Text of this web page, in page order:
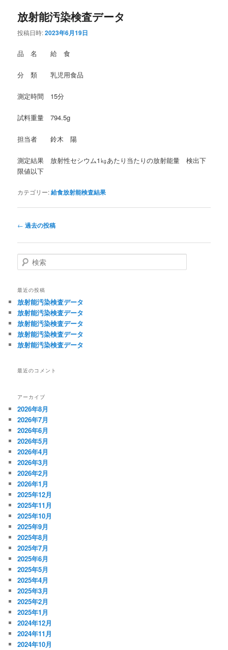
放射能汚染検査データ
投稿日時:2023年6月19日
品 名 給 食
分 類 乳児用食品
測定時間 15分
試料重量 794.5g
担当者 鈴木 陽
測定結果 放射性セシウム1㎏あたり当たりの放射能量 検出下
限値以下
カテゴリー:給食放射能検査結果
投
ナ
ビ
ゲ
シ
ョ
ン
← 過去の投稿
検
索
最近の投稿
放射能汚染検査データ
放射能汚染検査データ
放射能汚染検査データ
放射能汚染検査データ
放射能汚染検査データ
最近のコメント
アーカイブ
2026年8月
2026年7月
2026年6月
2026年5月
2026年4月
2026年3月
2026年2月
2026年1月
2025年12月
2025年11月
2025年10月
2025年9月
2025年8月
2025年7月
2025年6月
2025年5月
2025年4月
2025年3月
2025年2月
2025年1月
2024年12月
2024年11月
2024年10月